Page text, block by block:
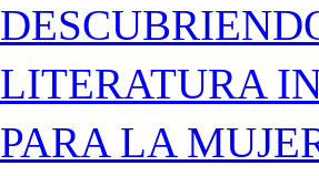
LITERATURA
PARA LA